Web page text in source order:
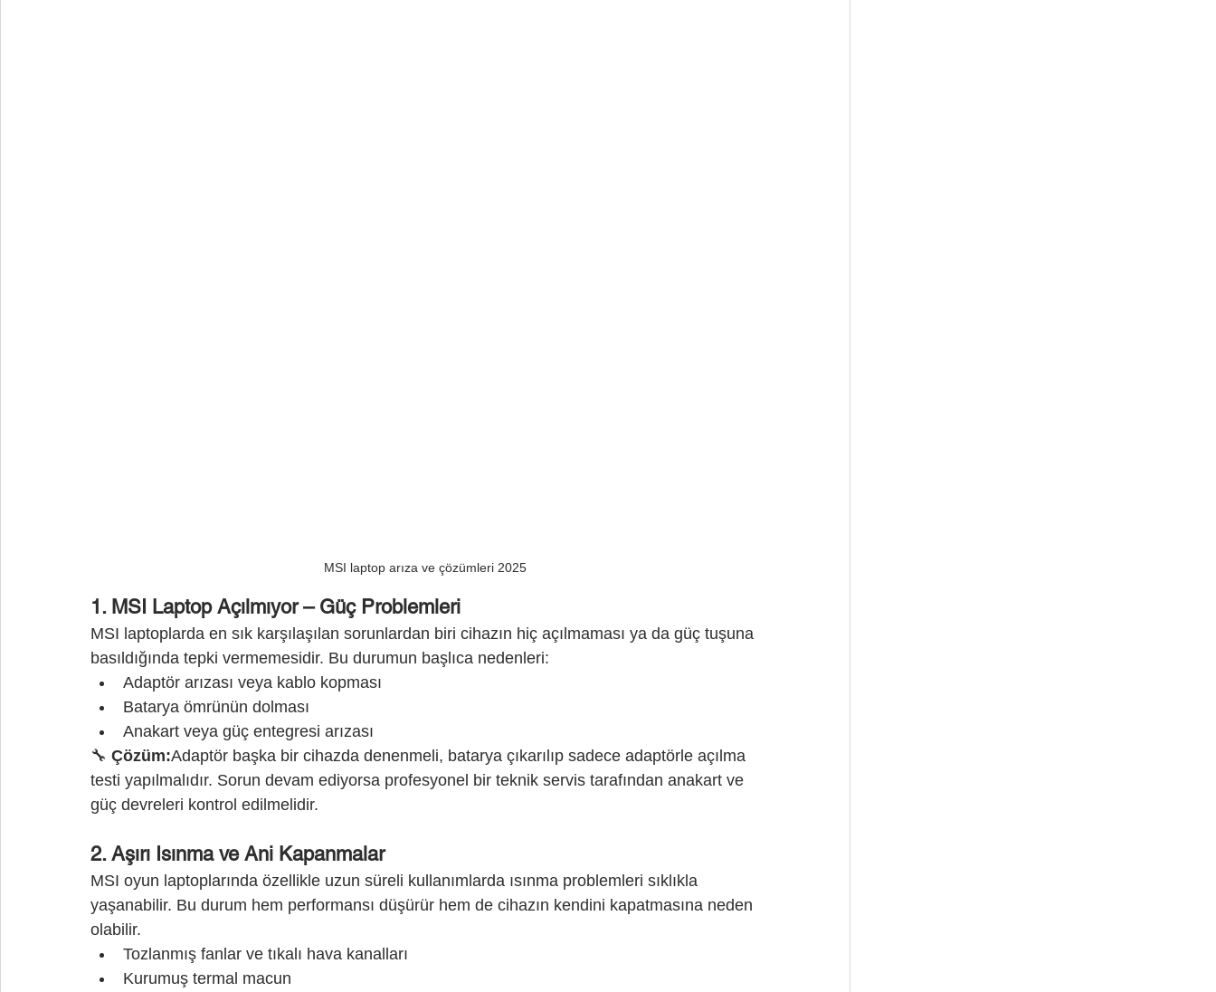
MSI laptop arıza ve çözümleri 2025
1. MSI Laptop Açılmıyor – Güç Problemleri
MSI laptoplarda en sık karşılaşılan sorunlardan biri cihazın hiç açılmaması ya da güç tuşuna
basıldığında tepki vermemesidir. Bu durumun başlıca nedenleri:
Adaptör arızası veya kablo kopması
Batarya ömrünün dolması
Anakart veya güç entegresi arızası
🔧 Çözüm:Adaptör başka bir cihazda denenmeli, batarya çıkarılıp sadece adaptörle açılma
testi yapılmalıdır. Sorun devam ediyorsa profesyonel bir teknik servis tarafından anakart ve
güç devreleri kontrol edilmelidir.
2. Aşırı Isınma ve Ani Kapanmalar
MSI oyun laptoplarında özellikle uzun süreli kullanımlarda ısınma problemleri sıklıkla
yaşanabilir. Bu durum hem performansı düşürür hem de cihazın kendini kapatmasına neden
olabilir.
Tozlanmış fanlar ve tıkalı hava kanalları
Kurumuş termal macun